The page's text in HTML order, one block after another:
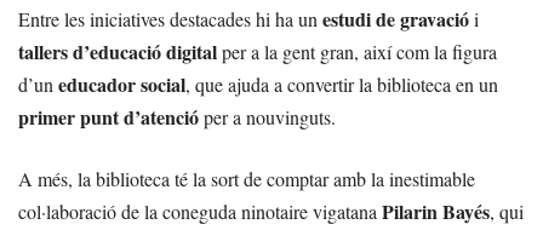
Entre les iniciatives destacades hi ha un estudi de gravaciói
tallers d’educació digitalper a la gent gran, així com la figura
d’un educador social, que ajuda a convertir la biblioteca en un
primer punt d’atencióper a nouvinguts.
A més, la biblioteca té la sort de comptar amb la inestimable
col·laboració de la coneguda ninotaire vigatana Pilarin Bayés, qui